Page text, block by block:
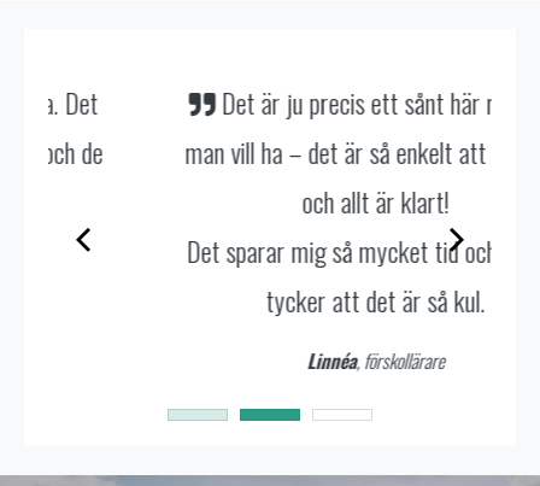
Det är ju precis ett sånt här material
man vill ha – det är så enkelt att använda
och allt är klart!
Det sparar mig så mycket tid och barnen
tycker att det är så kul.
, förskollärare